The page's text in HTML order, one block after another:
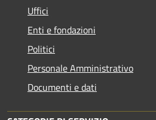
Uffici
Enti e fondazioni
Politici
Personale Amministrativo
Documenti e dati